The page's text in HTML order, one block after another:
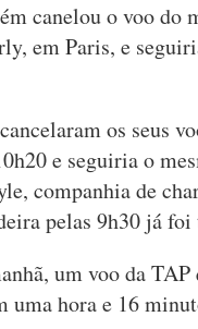
canelou o voo do
em Paris, e
os seus
e seguiria o
companhia de
pelas 9h30 já foi
um voo da
hora e 16